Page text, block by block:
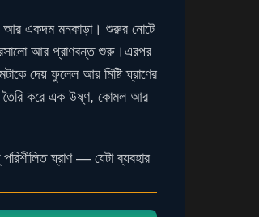
আর একদম মনকাড়া। শুরুর নোটে
আর প্রাণবন্ত শুরু।এরপর
দেয় ফুলেল আর মিষ্টি ঘ্রাণের
তৈরি করে এক উষ্ণ, কোমল আর
ঘ্রাণ — যেটা ব্যবহার